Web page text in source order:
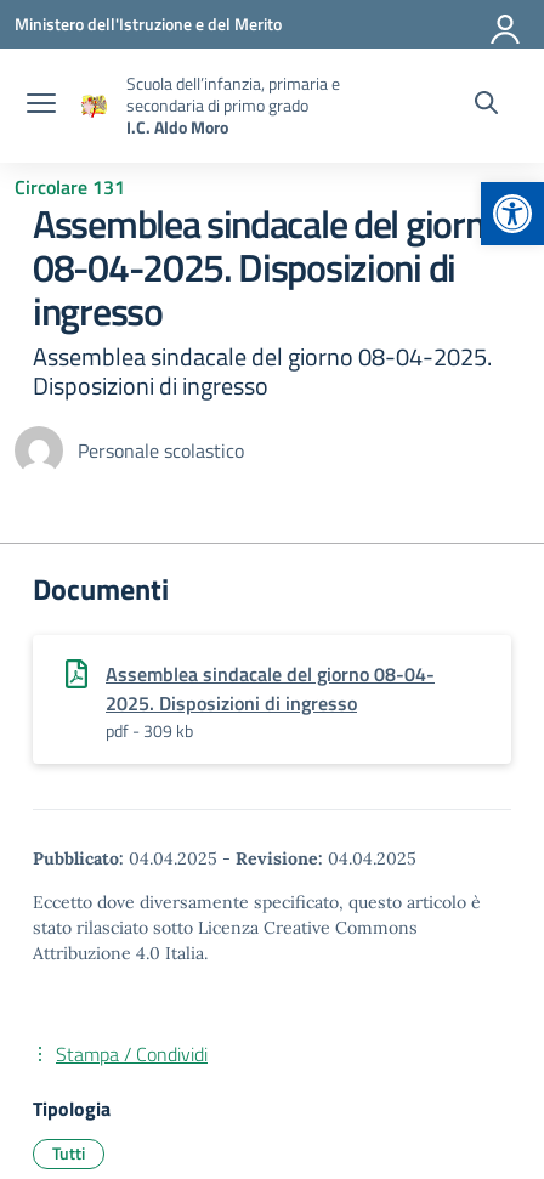
Vai ai contenuti
Vai al menu di navigazione
Vai al footer
Ministero dell'Istruzione e del Merito
Scuola dell’infanzia, primaria e
secondaria di primo grado
I.C. Aldo Moro
Circolare 131
Assemblea sindacale del giorno
08-04-2025. Disposizioni di
ingresso
Assemblea sindacale del giorno 08-04-2025.
Disposizioni di ingresso
Personale scolastico
Documenti
Assemblea sindacale del giorno 08-04-
2025. Disposizioni di ingresso
pdf - 309 kb
Pubblicato: 04.04.2025 - Revisione: 04.04.2025
Eccetto dove diversamente specificato, questo articolo è
stato rilasciato sotto Licenza Creative Commons
Attribuzione 4.0 Italia.
Stampa / Condividi
Tipologia
Tutti